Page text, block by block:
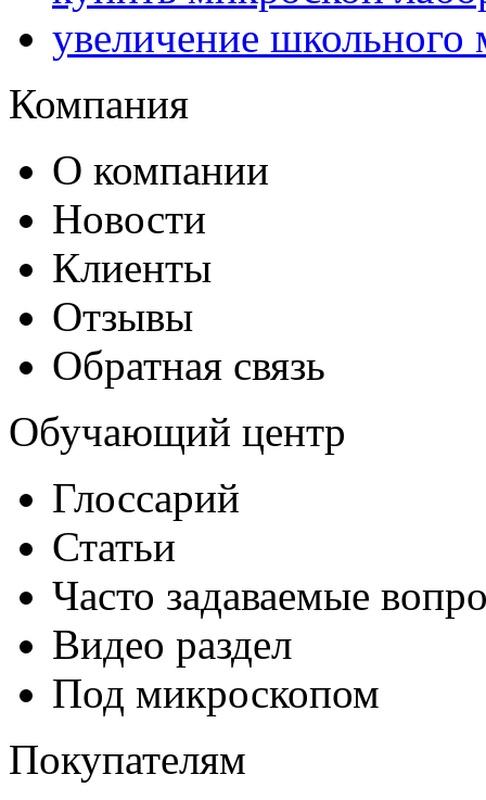
увеличение школьного
Компания
О компании
Новости
Клиенты
Отзывы
Обратная связь
Обучающий центр
Глоссарий
Статьи
Часто задаваемые
Видео раздел
Под микроскопом
Покупателям